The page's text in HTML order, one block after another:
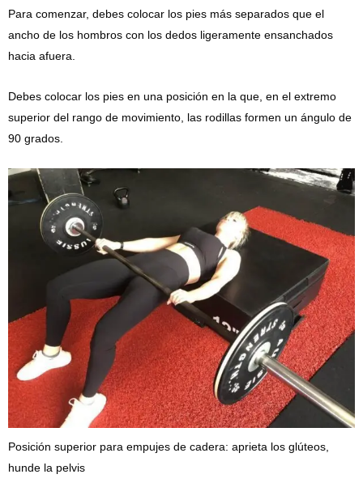
Para comenzar, debes colocar los pies más separados que el
ancho de los hombros con los dedos ligeramente ensanchados
hacia afuera.
Debes colocar los pies en una posición en la que, en el extremo
superior del rango de movimiento, las rodillas formen un ángulo de
90 grados.
Posición superior para empujes de cadera: aprieta los glúteos,
hunde la pelvis